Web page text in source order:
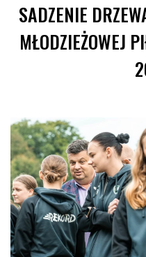
SADZENIE
MŁODZIEŻOWEJ